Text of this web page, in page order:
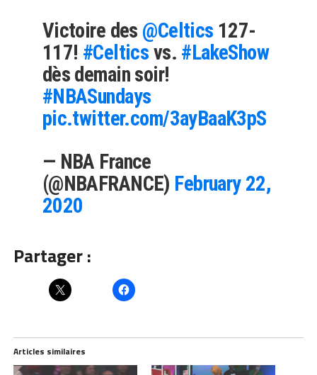
Victoire des @Celtics 127-
117! #Celtics vs. #LakeShow
dès demain soir!
#NBASundays
pic.twitter.com/3ayBaaK3pS
— NBA France
(@NBAFRANCE) February 22,
2020
Partager :
Articles similaires